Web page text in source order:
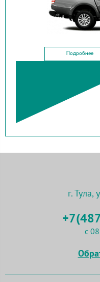
Подробнее
г. Тула,
с